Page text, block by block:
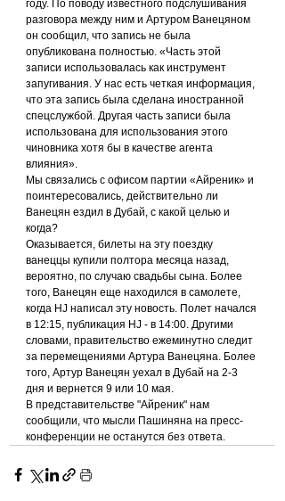
году. По поводу известного подслушивания
разговора между ним и Артуром Ванецяном
он сообщил, что запись не была
опубликована полностью. «Часть этой
записи использовалась как инструмент
запугивания. У нас есть четкая информация,
что эта запись была сделана иностранной
спецслужбой. Другая часть записи была
использована для использования этого
чиновника хотя бы в качестве агента
влияния».
Мы связались с офисом партии «Айреник» и
поинтересовались, действительно ли
Ванецян ездил в Дубай, с какой целью и
когда?
Оказывается, билеты на эту поездку
ванеццы купили полтора месяца назад,
вероятно, по случаю свадьбы сына. Более
того, Ванецян еще находился в самолете,
когда HJ написал эту новость. Полет начался
в 12:15, публикация HJ - в 14:00. Другими
словами, правительство ежеминутно следит
за перемещениями Артура Ванецяна. Более
того, Артур Ванецян уехал в Дубай на 2-3
дня и вернется 9 или 10 мая.
В представительстве "Айреник" нам
сообщили, что мысли Пашиняна на пресс-
конференции не останутся без ответа.